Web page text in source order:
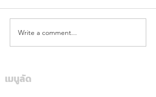
ฮุนไดขนทัพครบไลน์อัพลง
สนาม ส่งแคมเปญ
Deal On” ร่วมเชียร์ไทย
Write a comment...
เมนูลัด